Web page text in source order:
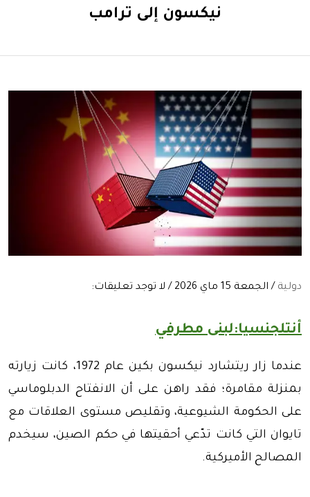
نيكسون إلى ترامب
دولية / الجمعة 15 ماي 2026 / لا توجد تعليقات:
أنتلجنسيا:لبنى مطرفي
عندما زار ريتشارد نيكسون بكين عام 1972، كانت زيارته
بمنزلة مقامرة؛ فقد راهن على أن الانفتاح الدبلوماسي
على الحكومة الشيوعية، وتقليص مستوى العلاقات مع
تايوان التي كانت تدّعي أحقيتها في حكم الصين، سيخدم
المصالح الأميركية.